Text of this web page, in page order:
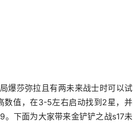
爆莎弥拉且有两未来战士时可以试
数值，在3-5左右启动找到2星，并
。下面为大家带来金铲铲之战s17未